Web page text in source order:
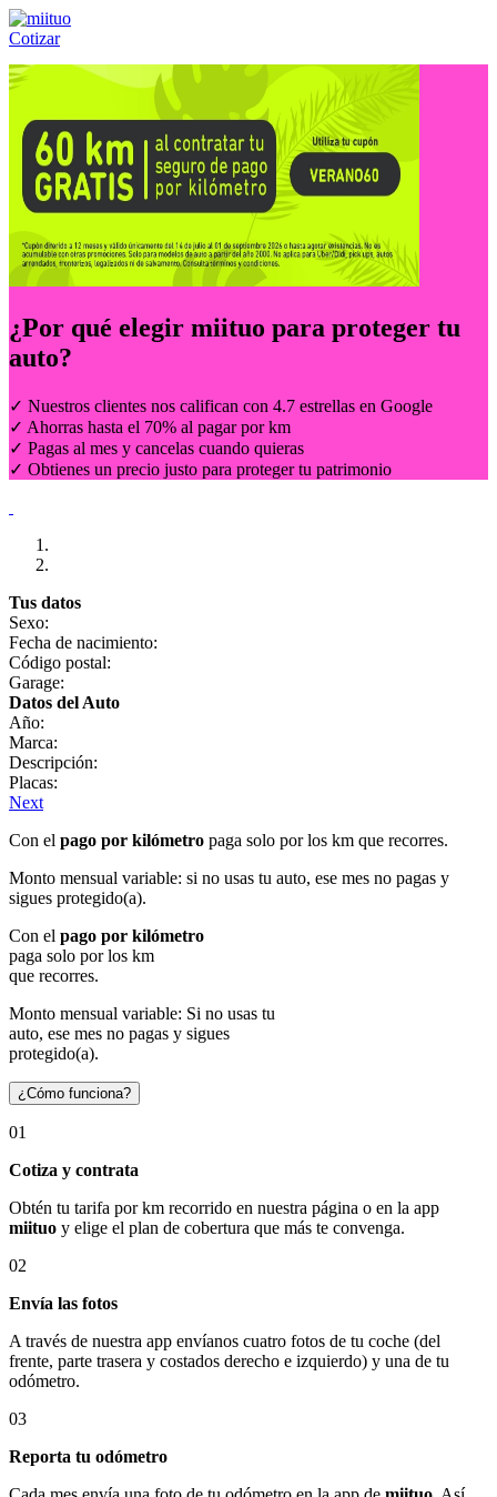
Cotizar
Llámanos al:(55) 84-21-05-00 ó
¿Por qué elegir miituo para proteger tu
auto?
✓ Nuestros clientes nos califican con 4.7 estrellas en Google
✓ Ahorras hasta el 70% al pagar por km
✓ Pagas al mes y cancelas cuando quieras
✓ Obtienes un precio justo para proteger tu patrimonio
Tus datos
Sexo:
Fecha de nacimiento:
Código postal:
Garage:
Datos del Auto
Año:
Marca:
Descripción:
Placas:
Next
Con el pago por kilómetro paga solo por los km que recorres.
Monto mensual variable: si no usas tu auto, ese mes no pagas y
sigues protegido(a).
Con el pago por kilómetro
paga solo por los km
que recorres.
Monto mensual variable: Si no usas tu
auto, ese mes no pagas y sigues
protegido(a).
¿Cómo funciona?
01
Cotiza y contrata
Obtén tu tarifa por km recorrido en nuestra página o en la app
miituo y elige el plan de cobertura que más te convenga.
02
Envía las fotos
A través de nuestra app envíanos cuatro fotos de tu coche (del
frente, parte trasera y costados derecho e izquierdo) y una de tu
odómetro.
03
Reporta tu odómetro